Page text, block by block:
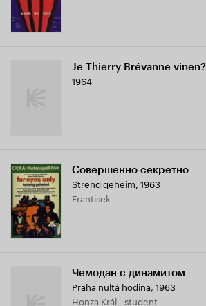
Je Thierry Brévanne vinen?
1964
Совершенно секретно
Streng geheim, 1963
Frantisek
Чемодан с динамитом
Praha nultá hodina, 1963
Honza Král - student